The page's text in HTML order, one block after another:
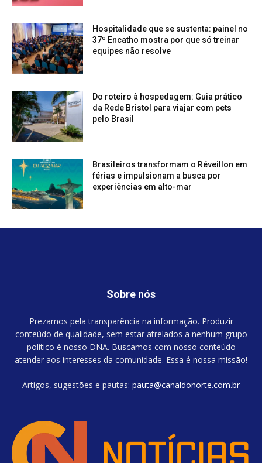
Hospitalidade que se sustenta: painel no
37º Encatho mostra por que só treinar
equipes não resolve
Do roteiro à hospedagem: Guia prático
da Rede Bristol para viajar com pets
pelo Brasil
Brasileiros transformam o Réveillon em
férias e impulsionam a busca por
experiências em alto-mar
Sobre nós
Prezamos pela transparência na informação. Produzir
conteúdo de qualidade, sem estar atrelados a nenhum grupo
político é nosso DNA. Buscamos com nosso conteúdo
atender aos interesses da comunidade. Essa é nossa missão!
Artigos, sugestões e pautas: pauta@canaldonorte.com.br